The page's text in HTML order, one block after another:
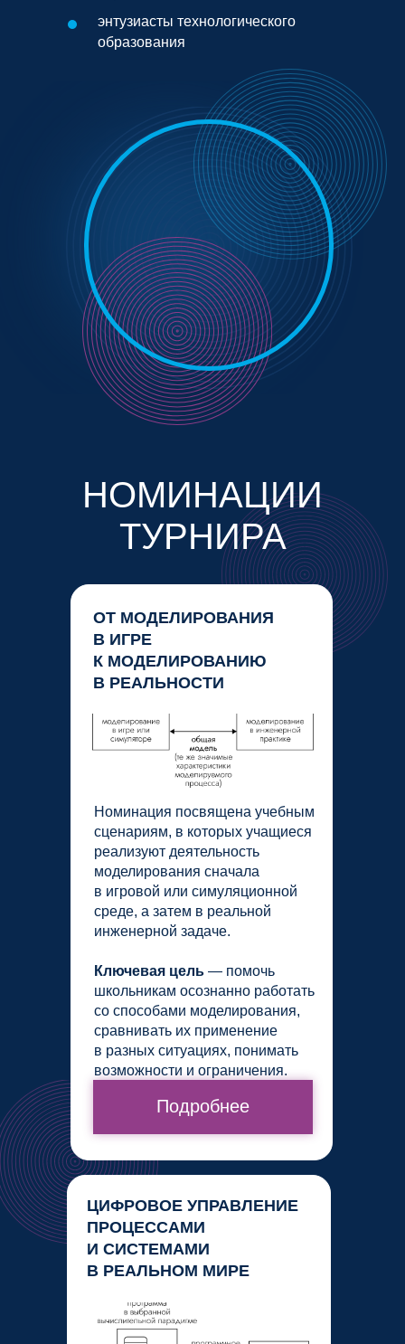
энтузиасты технологического
образования
НОМИНАЦИИ
ТУРНИРА
ЦИФРОВОЕ УПРАВЛЕНИЕ
ПРОЦЕССАМИ
И СИСТЕМАМИ
В РЕАЛЬНОМ МИРЕ
Подробнее
ОТ МОДЕЛИРОВАНИЯ
В ИГРЕ
К МОДЕЛИРОВАНИЮ
В РЕАЛЬНОСТИ
Номинация посвящена учебным
сценариям, в которых учащиеся
реализуют деятельность
моделирования сначала
в игровой или симуляционной
среде, а затем в реальной
инженерной задаче.
Ключевая цель — помочь
школьникам осознанно работать
со способами моделирования,
сравнивать их применение
в разных ситуациях, понимать
возможности и ограничения.